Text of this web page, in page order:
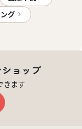
グ
ョップ
きます